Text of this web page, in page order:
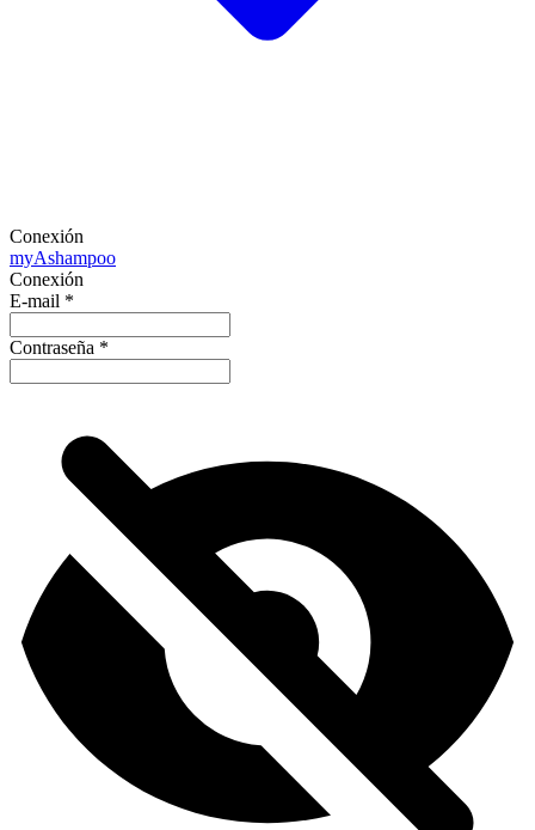
Conexión
myAshampoo
Conexión
E-mail *
Contraseña *